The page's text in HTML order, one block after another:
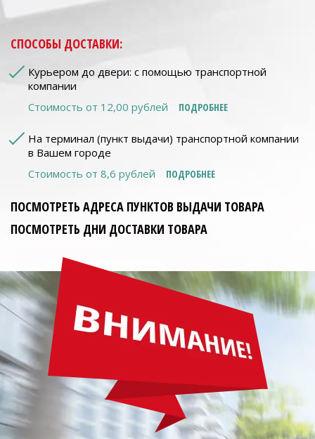
СПОСОБЫ ДОСТАВКИ:
Курьером до двери: с помощью транспортной
компании
Стоимость от 12,00 рублей
ПОДРОБНЕЕ
На терминал (пункт выдачи) транспортной компании
в Вашем городе
Стоимость от 8,6 рублей
ПОДРОБНЕЕ
ПОСМОТРЕТЬ АДРЕСА ПУНКТОВ ВЫДАЧИ ТОВАРА
ПОСМОТРЕТЬ ДНИ ДОСТАВКИ ТОВАРА